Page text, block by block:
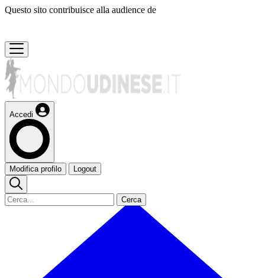
Questo sito contribuisce alla audience de
Accedi
Modifica profilo Logout
Cerca